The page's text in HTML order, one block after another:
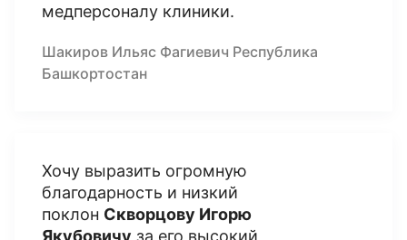
медперсоналу клиники.
Шакиров Ильяс Фагиевич Республика
Башкортостан
Хочу выразить огромную
благодарность и низкий
поклон Скворцову Игорю
Якубовичу за его высокий